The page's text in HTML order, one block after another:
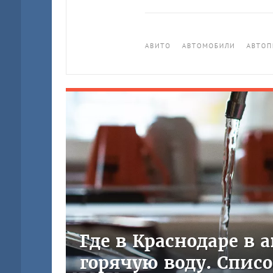
АВИТО АВТОМОБИЛИ
Где в Краснодаре в
горячую воду.